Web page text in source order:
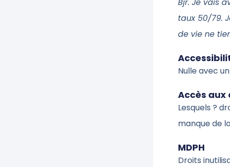
Bjr. Je vais
taux 50/79.
de vie ne
Nulle avec
Accès aux
Lesquels ?
manque de
MDPH
Droits